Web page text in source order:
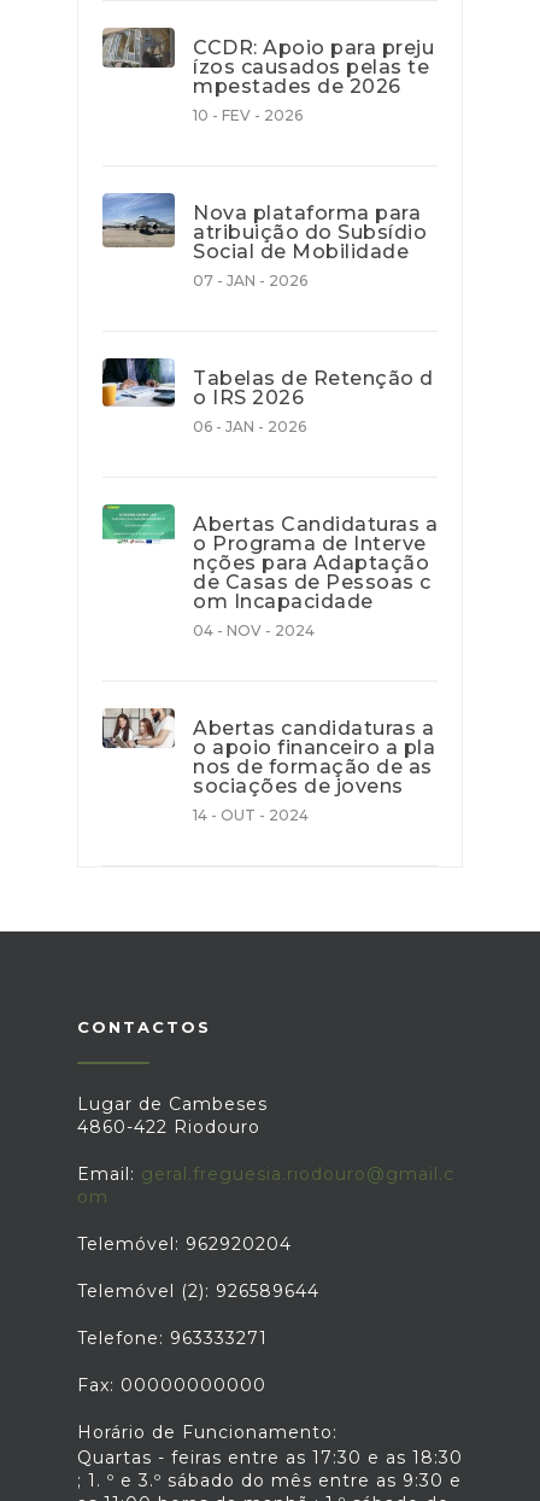
CCDR: Apoio para preju
ízos causados pelas te
mpestades de 2026
10 - FEV - 2026
Nova plataforma para
atribuição do Subsídio
Social de Mobilidade
07 - JAN - 2026
Tabelas de Retenção d
o IRS 2026
06 - JAN - 2026
Abertas Candidaturas a
o Programa de Interve
nções para Adaptação
de Casas de Pessoas c
om Incapacidade
04 - NOV - 2024
Abertas candidaturas a
o apoio financeiro a pla
nos de formação de as
sociações de jovens
14 - OUT - 2024
CONTACTOS
Lugar de Cambeses
4860-422 Riodouro
Email: geral.freguesia.riodouro@gmail.c
om
Telemóvel: 962920204
Telemóvel (2): 926589644
Telefone: 963333271
Fax: 00000000000
Horário de Funcionamento:
Quartas - feiras entre as 17:30 e as 18:30
; 1. º e 3.º sábado do mês entre as 9:30 e